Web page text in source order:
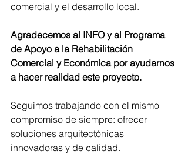
comercial y el desarrollo local.
Agradecemos al INFO y al Programa
de Apoyo a la Rehabilitación
Comercial y Económica por ayudarnos
a hacer realidad este proyecto.
Seguimos trabajando con el mismo
compromiso de siempre: ofrecer
soluciones arquitectónicas
innovadoras y de calidad.